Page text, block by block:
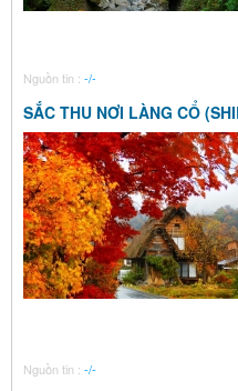
Nguồn tin : -/-
SẮC THU NƠI LÀNG CỔ
Nguồn tin : -/-